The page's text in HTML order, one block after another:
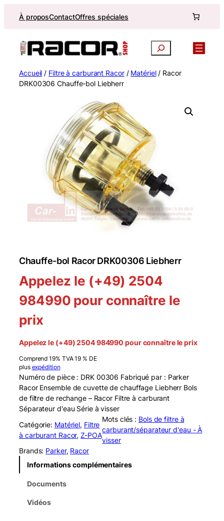
À proposContactOffres spéciales
Recherche
Accueil / Filtre à carburant Racor/ Matériel/ Racor
DRK00306 Chauffe-bol Liebherr
Chauffe-bol Racor DRK00306 Liebherr
Appelez le (+49) 2504
984990 pour connaître le
prix
Appelez le (+49) 2504 984990 pour connaître le prix
Comprend 19% TVA 19 % DE
plus expédition
Numéro de pièce : DRK 00306 Fabriqué par : Parker
Racor Ensemble de cuvette de chauffage Liebherr Bols
de filtre de rechange – Racor Filtre à carburant
Séparateur d'eau Série à visser
Catégorie: Matériel, Filtre
à carburant Racor, Z-POA
Mots clés : Bols de filtre à
carburant/séparateur d'eau - À
visser
Brands: Parker, Racor
Informations complémentaires
Documents
Vidéos